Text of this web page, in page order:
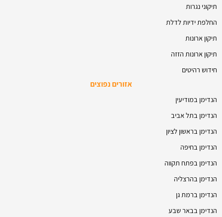
תיקוני נגרות
החלפת ידיות לדלת
תיקון ארונות
תיקון ארונות הזזה
חידוש רהיטים
אזורים נפוצים
הנדימן במודיעין
הנדימן בתל אביב
הנדימן בראשון לציון
הנדימן בחיפה
הנדימן בפתח תקווה
הנדימן בהרצליה
הנדימן ברמת גן
הנדימן בבאר שבע